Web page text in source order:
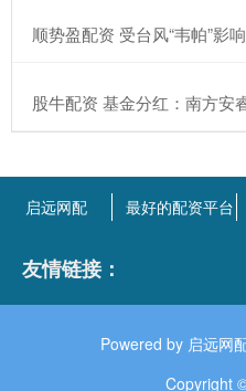
顺势盈配资 受台风“韦帕”影
股牛配资 基金分红：南方安
启远网配 最好的配资平台
友情链接：
Powered by 启远网
Copyright